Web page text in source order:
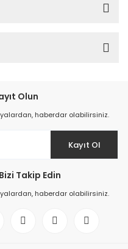
Olun
haberdar olabilirsiniz.
Kayıt Ol
Takip Edin
haberdar olabilirsiniz.